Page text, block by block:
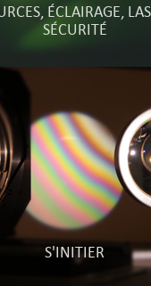
ÉCLAIRAGE,
SÉCURITÉ
S'INITIER